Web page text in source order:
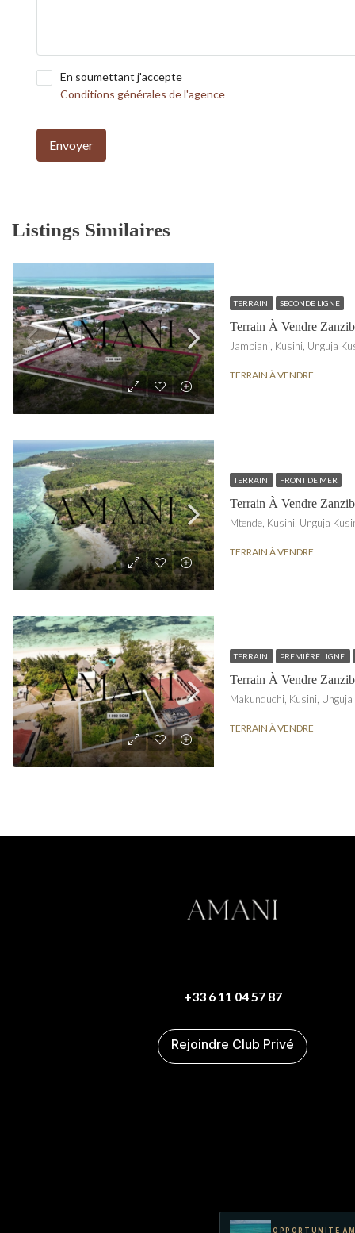
En soumettant j'accepte
Conditions générales de l'agence
Envoyer
Listings Similaires
TERRAIN SECONDE LIGNE
Terrain À Vendre
TERRAIN À VENDRE
TERRAIN FRONT DE MER
TERRAIN À VENDRE
TERRAIN PREMIÈRE LIGNE
Terrain À Vendre
TERRAIN À VENDRE
+33 6 11 04 57 87
Rejoindre Club Privé
OPPORTUNITÉ